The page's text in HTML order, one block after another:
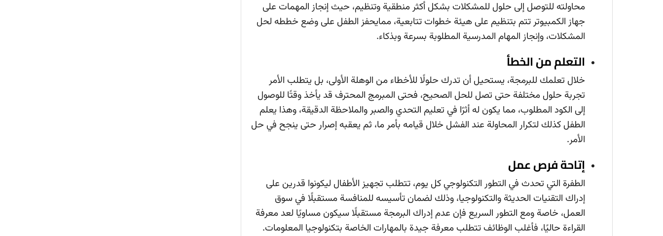
محاولته للتوصل إلى حلول للمشكلات بشكل أكثر منطقية وتنظيم، حيث إنجاز المهمات على
جهاز الكمبيوتر تتم بتنظيم على هيئة خطوات تتابعية، ممايحفز الطفل على وضع خططه لحل
المشكلات، وإنجاز المهام المدرسية المطلوبة بسرعة وبذكاء.
التعلم من الخطأ
خلال تعلمك للبرمجة، يستحيل أن تدرك حلولًا للأخطاء من الوهلة الأولى، بل يتطلب الأمر
تجربة حلول مختلفة حتى تصل للحل الصحيح، فحتى المبرمج المحترف قد يأخذ وقتًا للوصول
إلى الكود المطلوب، مما يكون له أثرًا في تعليم التحدي والصبر والملاحظة الدقيقة، وهذا يعلم
الطفل كذلك لتكرار المحاولة عند الفشل خلال قيامه بأمر ما، ثم يعقبه إصرار حتى ينجح في حل
الأمر.
إتاحة فرص عمل
الطفرة التي تحدث في التطور التكنولوجي كل يوم، تتطلب تجهيز الأطفال ليكونوا قدرين على
إدراك التقنيات الحديثة والتكنولوجيا، وذلك لضمان تأسيسه للمنافسة مستقبلًا في سوق
العمل، خاصة ومع التطور السريع فإن عدم إدراك البرمجة مستقبلًا سيكون مساويًا لعد معرفة
القراءة حاليًا، فأغلب الوظائف تتطلب معرفة جيدة بالمهارات الخاصة بتكنولوجيا المعلومات.